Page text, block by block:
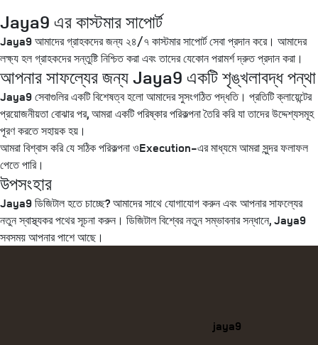
Jaya9 এর কাস্টমার সাপোর্ট
Jaya9 আমাদের গ্রাহকদের জন্য ২৪/৭ কাস্টমার সাপোর্ট সেবা প্রদান করে। আমাদের
লক্ষ্য হল গ্রাহকদের সন্তুষ্টি নিশ্চিত করা এবং তাদের যেকোন পরামর্শ দ্রুত প্রদান করা।
আপনার সাফল্যের জন্য Jaya9 একটি শৃঙ্খলাবদ্ধ পন্থা
Jaya9 সেবাগুলির একটি বিশেষত্ব হলো আমাদের সুসংগঠিত পদ্ধতি। প্রতিটি ক্লায়েন্টের
প্রয়োজনীয়তা বোঝার পর, আমরা একটি পরিষ্কার পরিকল্পনা তৈরি করি যা তাদের উদ্দেশ্যসমূহ
পূরণ করতে সহায়ক হয়।
আমরা বিশ্বাস করি যে সঠিক পরিকল্পনা ওExecution-এর মাধ্যমে আমরা সুন্দর ফলাফল
পেতে পারি।
উপসংহার
Jaya9 ডিজিটাল হতে চাচ্ছে? আমাদের সাথে যোগাযোগ করুন এবং আপনার সাফল্যের
নতুন স্বাস্থ্যকর পথের সূচনা করুন। ডিজিটাল বিশ্বের নতুন সম্ভাবনার সন্ধানে, Jaya9
সবসময় আপনার পাশে আছে।
jaya9